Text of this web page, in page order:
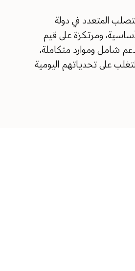
المتعدد في دولة
ومرتكزة على قيم
دعم شامل وموارد متكاملة،
على تحدياتهم اليومية